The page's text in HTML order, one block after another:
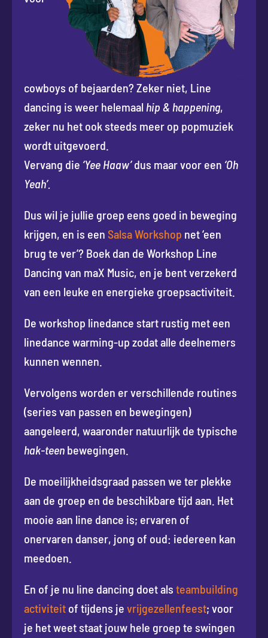
cowboys of bejaarden? Zeker niet, Line
dancing is weer helemaal hip & happening,
zeker nu het ook steeds meer op popmuziek
wordt uitgevoerd.
Vervang die ‘Yee Haaw’dus maar voor een ‘Oh
Yeah’.
Dus wil je jullie groep eens goed in beweging
krijgen, en is een Salsa Workshop net ‘een
brug te ver’? Boek dan de Workshop Line
Dancing van maX Music, en je bent verzekerd
van een leuke en energieke groepsactiviteit.
De workshop linedance start rustig met een
linedance warming-up zodat alle deelnemers
kunnen wennen.
Vervolgens worden er verschillende routines
(series van passen en bewegingen)
aangeleerd, waaronder natuurlijk de typische
hak-teen bewegingen.
De moeilijkheidsgraad passen we ter plekke
aan de groep en de beschikbare tijd aan. Het
mooie aan line dance is; ervaren of
onervaren danser, jong of oud: iedereen kan
meedoen.
En of je nu line dancing doet als teambuilding
activiteit of tijdens je vrijgezellenfeest; voor
je het weet staat jouw hele groep te swingen